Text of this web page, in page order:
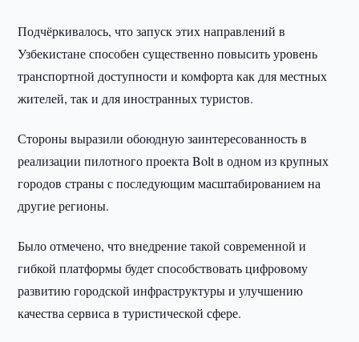
Подчёркивалось, что запуск этих направлений в
Узбекистане способен существенно повысить уровень
транспортной доступности и комфорта как для местных
жителей, так и для иностранных туристов.
Стороны выразили обоюдную заинтересованность в
реализации пилотного проекта Bolt в одном из крупных
городов страны с последующим масштабированием на
другие регионы.
Было отмечено, что внедрение такой современной и
гибкой платформы будет способствовать цифровому
развитию городской инфраструктуры и улучшению
качества сервиса в туристической сфере.